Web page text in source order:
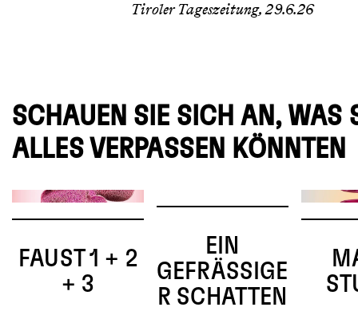
Tiroler Tageszeitung, 29.6.26
SCHAUEN SIE SICH AN, WAS
ALLES VERPASSEN KÖNNTEN
FAUST 1 + 2
+ 3
EIN
GEFRÄSSIGER
SCHATTEN